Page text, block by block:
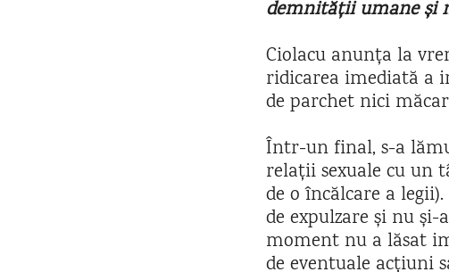
demnității umane și
Ciolacu anunța la
ridicarea imediată a
de parchet nici
Într-un final, s-a
relații sexuale cu un
de o încălcare a
de expulzare și nu
moment nu a lăsat
de eventuale acțiuni